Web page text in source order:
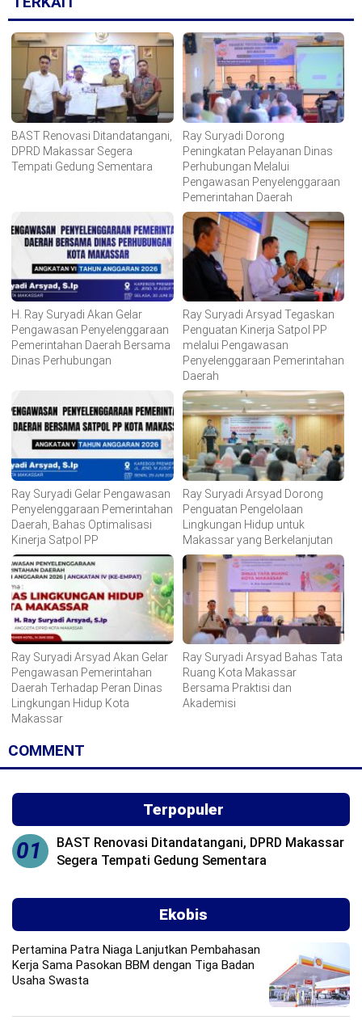
BAST Renovasi Ditandatangani,
DPRD Makassar Segera
Tempati Gedung Sementara
Ray Suryadi Dorong
Peningkatan Pelayanan Dinas
Perhubungan Melalui
Pengawasan Penyelenggaraan
Pemerintahan Daerah
H. Ray Suryadi Akan Gelar
Pengawasan Penyelenggaraan
Pemerintahan Daerah Bersama
Dinas Perhubungan
Ray Suryadi Arsyad Tegaskan
Penguatan Kinerja Satpol PP
melalui Pengawasan
Penyelenggaraan Pemerintahan
Daerah
Ray Suryadi Gelar Pengawasan
Penyelenggaraan Pemerintahan
Daerah, Bahas Optimalisasi
Kinerja Satpol PP
Ray Suryadi Arsyad Dorong
Penguatan Pengelolaan
Lingkungan Hidup untuk
Makassar yang Berkelanjutan
Ray Suryadi Arsyad Akan Gelar
Pengawasan Pemerintahan
Daerah Terhadap Peran Dinas
Lingkungan Hidup Kota
Makassar
Ray Suryadi Arsyad Bahas Tata
Ruang Kota Makassar
Bersama Praktisi dan
Akademisi
COMMENT
Terpopuler
01
BAST Renovasi Ditandatangani, DPRD Makassar
Segera Tempati Gedung Sementara
Ekobis
Pertamina Patra Niaga Lanjutkan Pembahasan
Kerja Sama Pasokan BBM dengan Tiga Badan
Usaha Swasta